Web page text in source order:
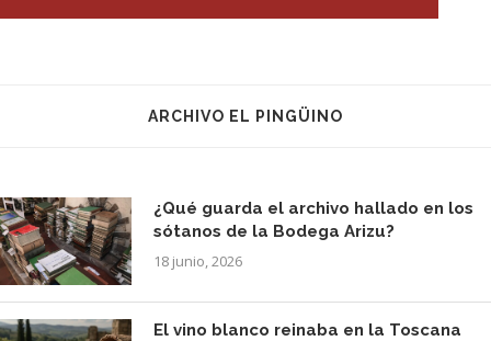
ARCHIVO EL PINGÜINO
¿Qué guarda el archivo hallado en los
sótanos de la Bodega Arizu?
18 junio, 2026
El vino blanco reinaba en la Toscana